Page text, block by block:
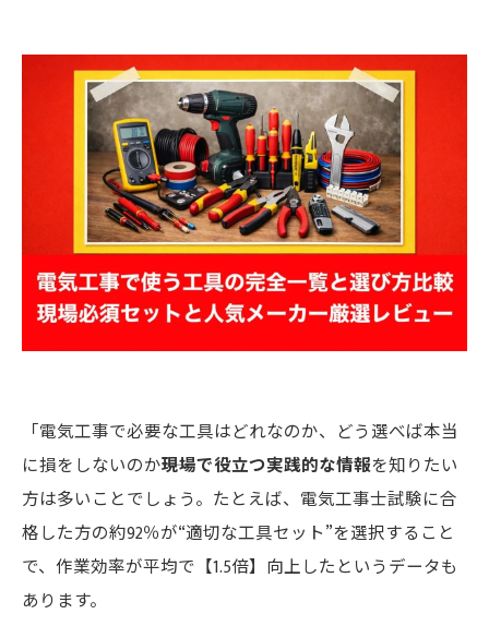
「電気工事で必要な工具はどれなのか、どう選べば本当
に損をしないのか――現場で役立つ実践的な情報を知りたい
方は多いことでしょう。たとえば、電気工事士試験に合
格した方の約92％が“適切な工具セット”を選択すること
で、作業効率が平均で【1.5倍】向上したというデータも
あります。